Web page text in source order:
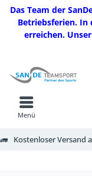
Das Team der
Betriebsferien. In
erreichen.
Kostenloser Versand
Menü